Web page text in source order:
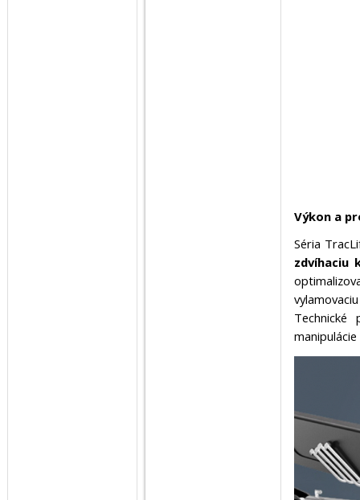
Výkon a
Séria
zdvíhaciu